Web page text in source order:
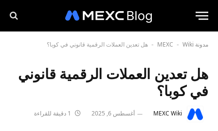
مدونة MEXC - Wiki
- هل تعدين العملات الرقمية قانوني في كوبا؟
هل تعدين العملات الرقمية قانوني
في كوبا؟
MEXC Wiki أغسطس 6, 2025